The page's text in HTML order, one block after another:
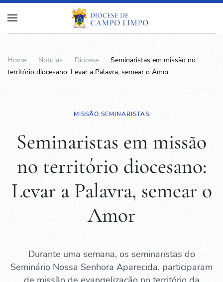
Home Notícias Diocese
Seminaristas em missão no
território diocesano: Levar a Palavra, semear o Amor
MISSÃO SEMINARISTAS
Seminaristas em missão
no território diocesano:
Levar a Palavra, semear o
Amor
Durante uma semana, os seminaristas do
Seminário Nossa Senhora Aparecida, participaram